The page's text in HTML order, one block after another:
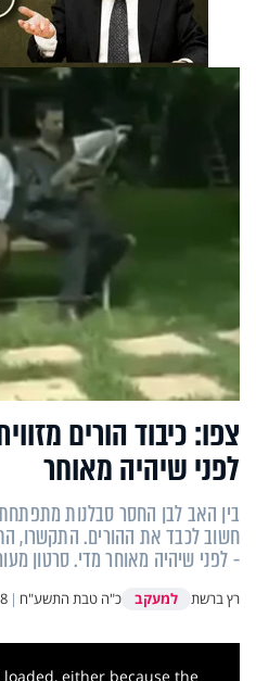
צפו: כיבוד הורים
לפני שיהיה מאוחר
בין האב לבן החסר סבלנות
חשוב לכבד את ההורים. התקשרו,
- לפני שיהיה מאוחר מדי. סרטון
רץ ברשת למעקב כ"ה טבת התשע"ח |
either because the